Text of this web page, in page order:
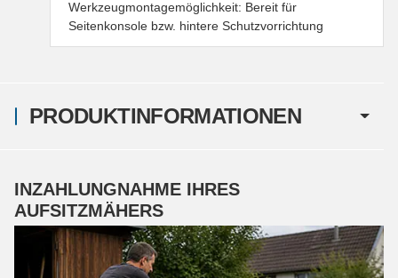
PRODUKTINFORMATIONEN
Werkzeugmontagemöglichkeit: Bereit für
Seitenkonsole bzw. hintere Schutzvorrichtung
INZAHLUNGNAHME IHRES
AUFSITZMÄHERS